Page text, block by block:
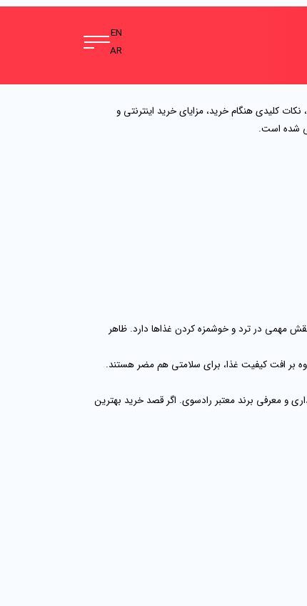
EN
AR
کلیدی هنگام خرید، مزایای خرید اینترنتی و
شده است.
مهمی در ترد و خوشمزه کردن غذاها دارد. ظاهر
بر افت کیفیت غذا، برای سلامتی هم مضر هستند.
و معرفی برند معتبر رادسوی. اگر قصد خرید بهترین